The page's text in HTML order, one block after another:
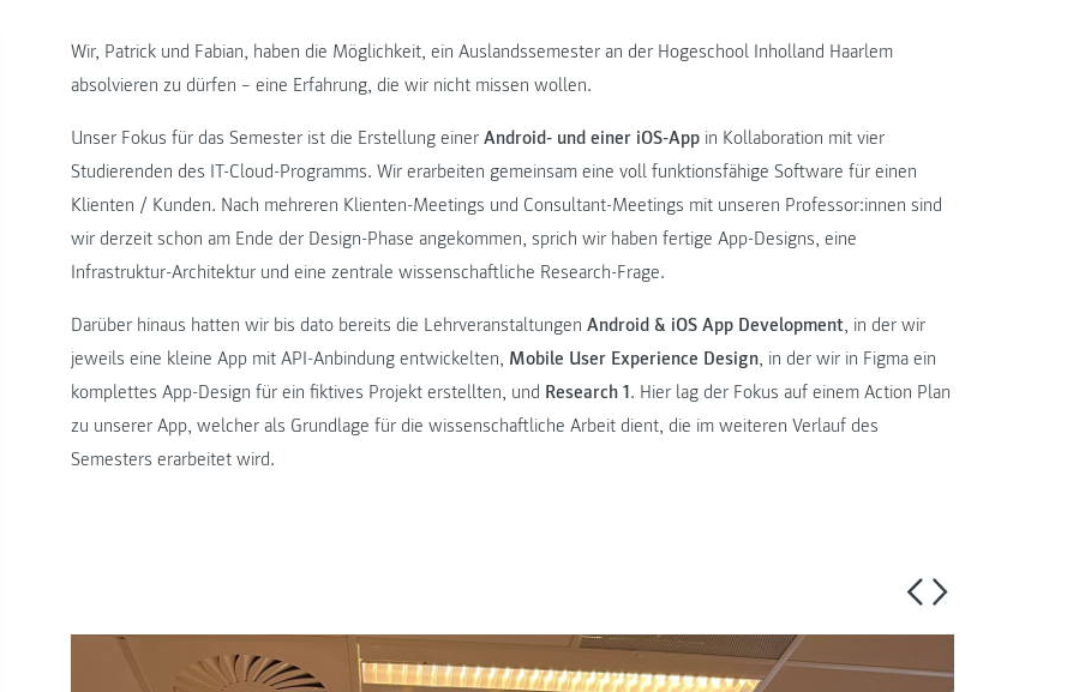
Wir, Patrick und Fabian, haben die Möglichkeit, ein Auslandssemester an der Hogeschool Inholland Haarlem
absolvieren zu dürfen − eine Erfahrung, die wir nicht missen wollen.
Unser Fokus für das Semester ist die Erstellung einer Android- und einer iOS-App in Kollaboration mit vier
Studierenden des IT-Cloud-Programms. Wir erarbeiten gemeinsam eine voll funktionsfähige Software für einen
Klienten / Kunden. Nach mehreren Klienten-Meetings und Consultant-Meetings mit unseren Professor:innen sind
wir derzeit schon am Ende der Design-Phase angekommen, sprich wir haben fertige App-Designs, eine
Infrastruktur-Architektur und eine zentrale wissenschaftliche Research-Frage.
Darüber hinaus hatten wir bis dato bereits die Lehrveranstaltungen Android & iOS App Development, in der wir
jeweils eine kleine App mit API-Anbindung entwickelten, Mobile User Experience Design, in der wir in Figma ein
komplettes App-Design für ein fiktives Projekt erstellten, und Research 1. Hier lag der Fokus auf einem Action Plan
zu unserer App, welcher als Grundlage für die wissenschaftliche Arbeit dient, die im weiteren Verlauf des
Semesters erarbeitet wird.